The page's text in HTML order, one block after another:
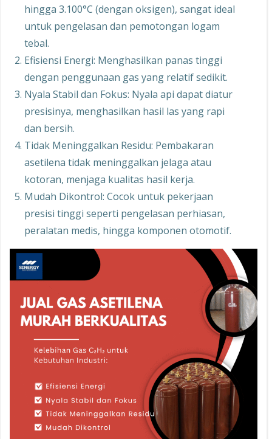
hingga 3.100°C (dengan oksigen), sangat ideal
untuk pengelasan dan pemotongan logam
tebal.
Efisiensi Energi: Menghasilkan panas tinggi
dengan penggunaan gas yang relatif sedikit.
Nyala Stabil dan Fokus: Nyala api dapat diatur
presisinya, menghasilkan hasil las yang rapi
dan bersih.
Tidak Meninggalkan Residu: Pembakaran
asetilena tidak meninggalkan jelaga atau
kotoran, menjaga kualitas hasil kerja.
Mudah Dikontrol: Cocok untuk pekerjaan
presisi tinggi seperti pengelasan perhiasan,
peralatan medis, hingga komponen otomotif.